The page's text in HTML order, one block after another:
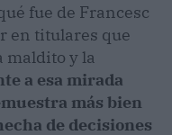
fue de Francesc
en titulares que
maldito y la
a esa mirada
más bien
de decisiones